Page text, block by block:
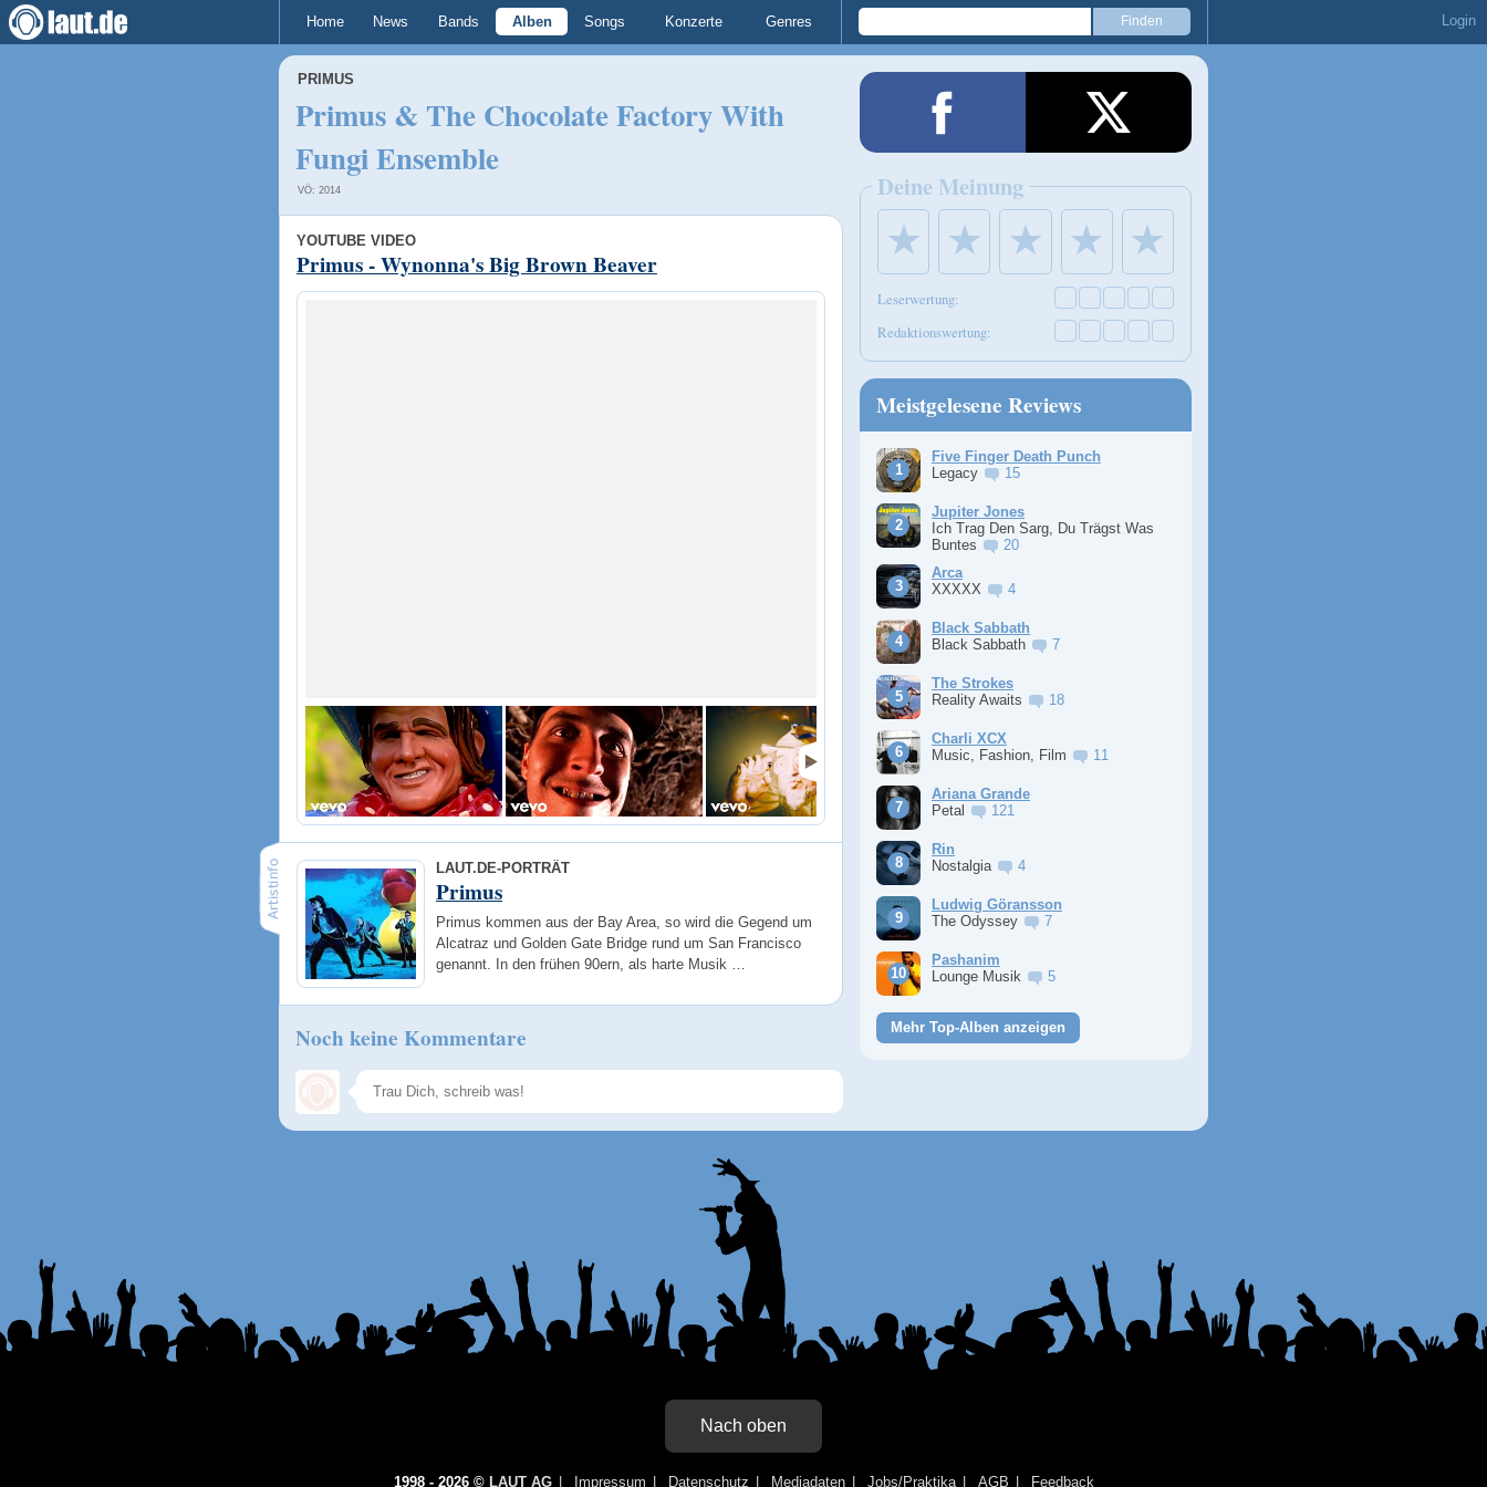
Home News Bands Alben Songs Konzerte Genres Login
PRIMUS
Primus & The Chocolate Factory With
Fungi Ensemble
VÖ: 2014
YOUTUBE VIDEO
Primus - Wynonna's Big Brown Beaver
LAUT.DE-PORTRÄT
Primus
Primus kommen aus der Bay Area, so wird die Gegend um
Alcatraz und Golden Gate Bridge rund um San Francisco
genannt. In den frühen 90ern, als harte Musik …
Noch keine Kommentare
Speichern
Deine Meinung
★ ★ ★ ★ ★
Leserwertung:
Redaktionswertung:
Meistgelesene Reviews
Five Finger Death Punch
Legacy
15
Jupiter Jones
Ich Trag Den Sarg, Du Trägst Was
Buntes
20
Arca
XXXXX
4
Black Sabbath
Black Sabbath
7
The Strokes
Reality Awaits
18
Charli XCX
Music, Fashion, Film
11
Ariana Grande
Petal
121
Rin
Nostalgia
4
Ludwig Göransson
The Odyssey
7
Pashanim
Lounge Musik
5
Mehr Top-Alben anzeigen
Nach oben
1998 - 2026 © LAUT AG Impressum Datenschutz Mediadaten Jobs/Praktika AGB Feedback